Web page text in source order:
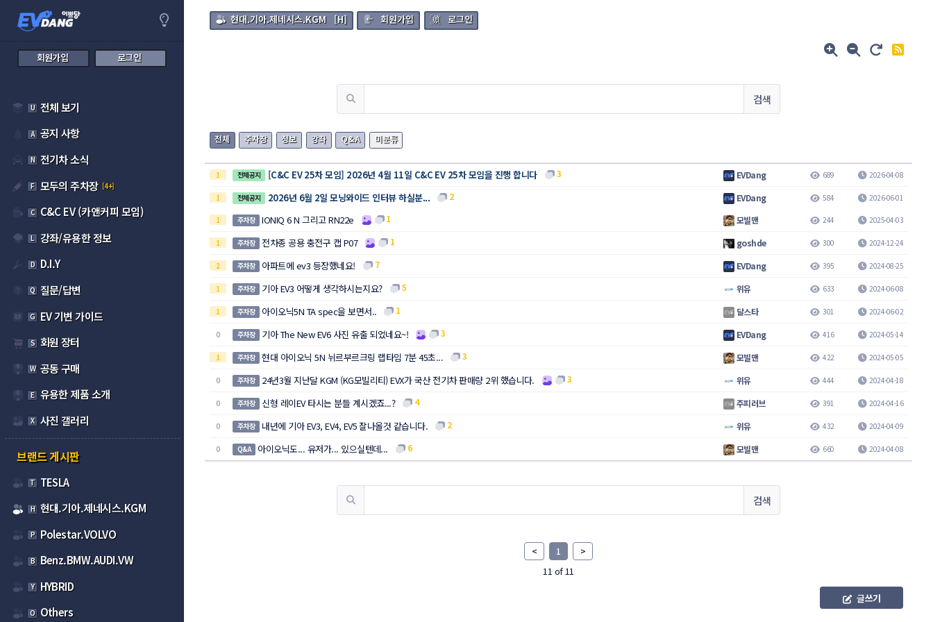
회원가입 로그인
U 전체 보기
A 공지 사항
N 전기차 소식
F 모두의 주차장[4+]
C C&C EV (카앤커피 모임)
L 강좌/유용한 정보
D D.I.Y
Q 질문/답변
G EV 기변 가이드
S 회원 장터
W 공동 구매
E 유용한 제품 소개
X 사진 갤러리
브랜드 게시판
T TESLA
H 현대.기아.제네시스.KGM
P Polestar.VOLVO
B Benz.BMW.AUDI.VW
Y HYBRID
O Others
현대.기아.제네시스.KGM [H] 회원가입 로그인
검색
전체 주차장 정보 강좌 Q&A 미분류
1 전체공지 [C&C EV 25차 모임] 2026년 4월 11일 C&C EV 25차 모임을 진행 합니다 3 EVDang 689 2026-04-08
1 전체공지 2026년 6월 2일 모닝와이드 인터뷰 하실분... 2 EVDang 584 2026-06-01
1 주차장 IONIQ 6 N 그리고 RN22e 1 모빌맨 244 2025-04-03
1 주차장 전차종 공용 충전구 캡 P07 1 goshde 300 2024-12-24
2 주차장 아파트에 ev3 등장했네요! 7 EVDang 395 2024-08-25
1 주차장 기아 EV3 어떻게 생각하시는지요? 5 위유 633 2024-06-08
1 주차장 아이오닉5N TA spec을 보면서.. 1 달스타 301 2024-06-02
0 주차장 기아 The New EV6 사진 유출 되었네요~! 3 EVDang 416 2024-05-14
1 주차장 현대 아이오닉 5N 뉘르부르크링 랩타임 7분 45초... 3 모빌맨 422 2024-05-05
0 주차장 24년3월 지난달 KGM (KG모빌리티) EVX가 국산 전기차 판매량 2위 했습니다. 3 위유 444 2024-04-18
0 주차장 신형 레이EV 타시는 분들 계시겠죠...? 4 주피러브 391 2024-04-16
0 주차장 내년에 기아 EV3, EV4, EV5 잘나올것 같습니다. 2 위유 432 2024-04-09
0 Q&A 아이오닉도... 유저가... 있으실텐데... 6 모빌맨 660 2024-04-08
검색
< 1 >
11 of 11
글쓰기